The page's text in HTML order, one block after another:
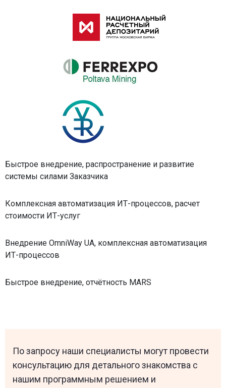
Быстрое внедрение, распространение и развитие
системы силами Заказчика
Комплексная автоматизация ИТ-процессов, расчет
стоимости ИТ-услуг
Внедрение OmniWay UA, комплексная автоматизация
ИТ-процессов
Быстрое внедрение, отчётность MARS
По запросу наши специалисты могут провести
консультацию для детального знакомства с
нашим программным решением и